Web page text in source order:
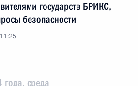
государств БРИКС,
безопасности
среда